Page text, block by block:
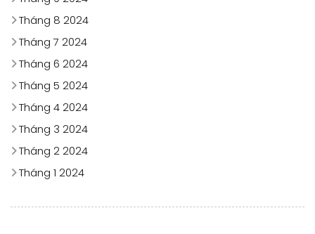
Tháng 8 2024
Tháng 7 2024
Tháng 6 2024
Tháng 5 2024
Tháng 4 2024
Tháng 3 2024
Tháng 2 2024
Tháng 1 2024